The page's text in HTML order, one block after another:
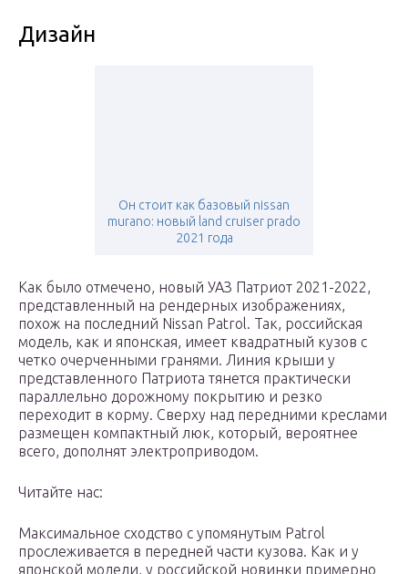
Дизайн
Он стоит как базовый nissan
murano: новый land cruiser prado
2021 года
Как было отмечено, новый УАЗ Патриот 2021-2022,
представленный на рендерных изображениях,
похож на последний Nissan Patrol. Так, российская
модель, как и японская, имеет квадратный кузов с
четко очерченными гранями. Линия крыши у
представленного Патриота тянется практически
параллельно дорожному покрытию и резко
переходит в корму. Сверху над передними креслами
размещен компактный люк, который, вероятнее
всего, дополнят электроприводом.
Читайте наc:
Максимальное сходство с упомянутым Patrol
прослеживается в передней части кузова. Как и у
японской модели, у российской новинки примерно